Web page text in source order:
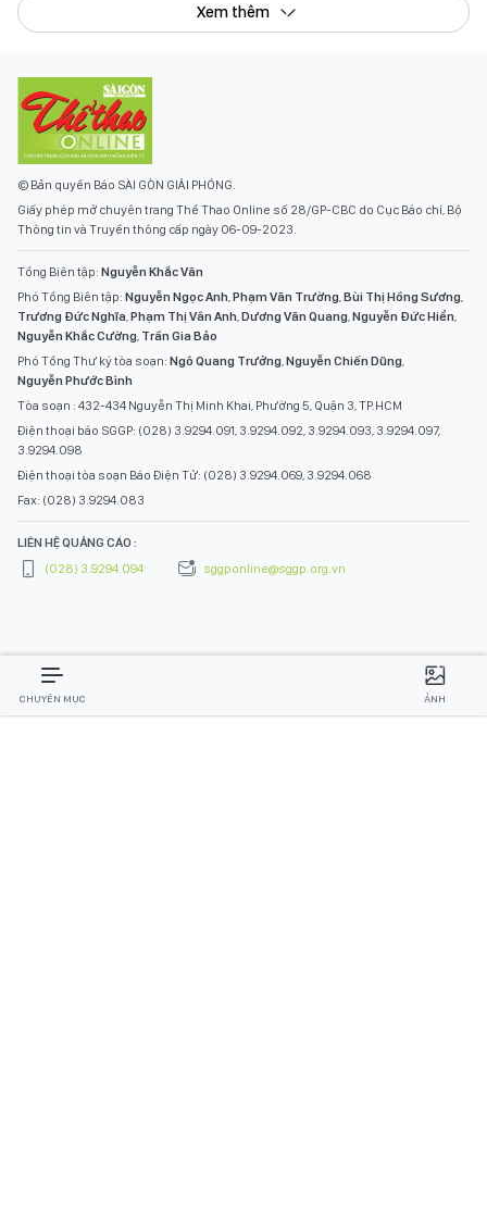
Xem thêm
© Bản quyền Báo SÀI GÒN GIẢI PHÓNG.
Giấy phép mở chuyên trang Thể Thao Online số 28/GP-CBC do Cục Báo chí, Bộ
Thông tin và Truyền thông cấp ngày 06-09-2023.
Tổng Biên tập: Nguyễn Khắc Văn
Phó Tổng Biên tập: Nguyễn Ngọc Anh,Phạm Văn Trường,Bùi Thị Hồng Sương,
Trương Đức Nghĩa,Phạm Thị Vân Anh,Dương Văn Quang,Nguyễn Đức Hiển,
Nguyễn Khắc Cường, Trần Gia Bảo
Phó Tổng Thư ký tòa soạn: Ngô Quang Trưởng,Nguyễn Chiến Dũng,
Nguyễn Phước Bình
Tòa soạn : 432-434 Nguyễn Thị Minh Khai, Phường 5, Quận 3, TP.HCM
Điện thoại báo SGGP: (028) 3.9294.091, 3.9294.092, 3.9294.093, 3.9294.097,
3.9294.098
Điện thoại tòa soạn Báo Điện Tử: (028) 3.9294.069, 3.9294.068
Fax: (028) 3.9294.083
LIÊN HỆ QUẢNG CÁO :
(028) 3.9294.094
sggponline@sggp.org.vn
CHUYÊN MỤC ẢNH